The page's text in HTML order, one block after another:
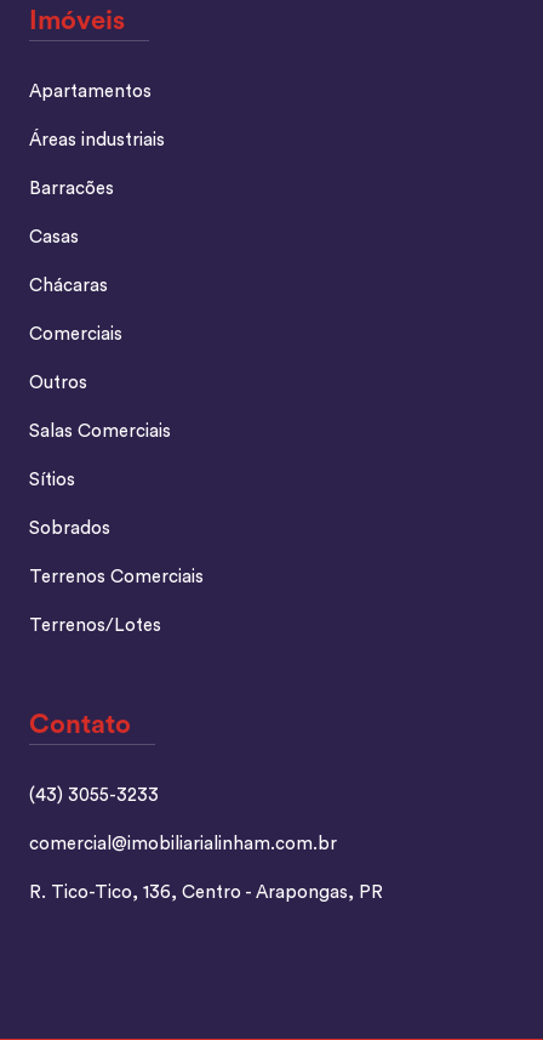
Imóveis
Apartamentos
Áreas industriais
Barracões
Casas
Chácaras
Comerciais
Outros
Salas Comerciais
Sítios
Sobrados
Terrenos Comerciais
Terrenos/Lotes
Contato
(43) 3055-3233
comercial@imobiliarialinham.com.br
R. Tico-Tico, 136, Centro - Arapongas, PR